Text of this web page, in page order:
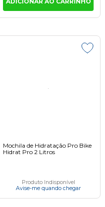
Mochila de Hidratação Pro Bike
Hidrat Pro 2 Litros
Produto Indisponível
Avise-me quando chegar